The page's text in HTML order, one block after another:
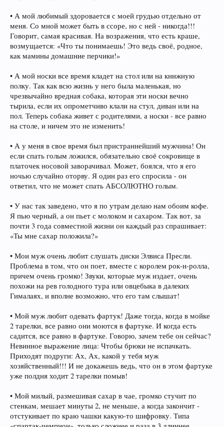
• А мой любимый здоровается с моей грудью отдельно от
меня. Со мной может быть в ссоре, но с ней - никогда!!!
Говорит, самая красивая. На возражения, что есть краше,
возмущается: «Что ты понимаешь! Это ведь своё, родное,
как мамины домашние перчики!»
• А мой носки все время кладет на стол или на книжную
полку. Так как всю жизнь у него была маленькая, но
чрезвычайно вредная собака, которая эти носки вечно
тырила, если их опрометчиво клали на стул, диван или на
пол. Теперь собака живет с родителями, а носки - все равно
на столе, и ничем это не изменить!
• А у меня в свое время был пристраннейший мужчина! Он
если спать голым ложился, обязательно своё сокровище в
платочек носовой заворачивал. Может, боялся, что я его
ночью случайно оторву. Я один раз его спросила - он
ответил, что не может спать АБСОЛЮТНО голым.
• У нас так заведено, что я по утрам делаю нам обоим кофе.
Я пью черный, а он пьет с молоком и сахаром. Так вот, за
почти 3 года совместной жизни он каждый раз спрашивает:
«Ты мне сахар положила?»
• Мои муж очень любит слушать диски Элвиса Пресли.
Проблема в том, что он поет, вместе с королем рок-н-ролла,
причем очень громко! Звуки, которые муж издает, очень
похожи на рев голодного тура или овцебыка в далеких
Гималаях, и вполне возможно, что его там слышат!
• Мой муж любит одевать фартук! Даже тогда, когда в мойке
2 тарелки, все равно они моются в фартуке. И когда есть
садится, все равно в фартуке. Говорю, зачем тебе он сейчас?
Невинное выражение лица: Чтобы брюки не испачкать.
Приходят подруги: Ах, Ах, какой у тебя муж
хозяйственный!!! И не докажешь ведь, что он в этом фартуке
уже полдня ходит 2 тарелки помыв!
• Мой милый, размешивая сахар в чае, громко стучит по
стенкам, мешает минуты 2, не меньше, а когда закончит -
отстукивает по краю чашки какую-то шифровку. Типа